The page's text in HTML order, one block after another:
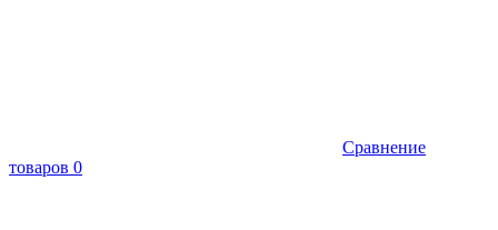
Сравнение
товаров 0